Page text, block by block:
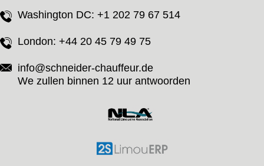
Washington DC: +1 202 79 67 514
London: +44 20 45 79 49 75
info@schneider-chauffeur.de
We zullen binnen 12 uur antwoorden